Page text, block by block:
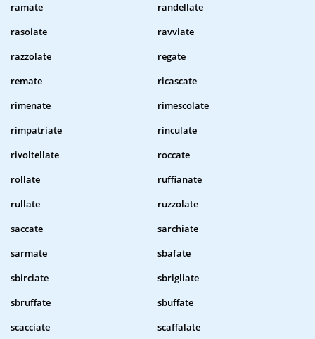
ramate
randellate
rasoiate
ravviate
razzolate
regate
remate
ricascate
rimenate
rimescolate
rimpatriate
rinculate
rivoltellate
roccate
rollate
ruffianate
rullate
ruzzolate
saccate
sarchiate
sarmate
sbafate
sbirciate
sbrigliate
sbruffate
sbuffate
scacciate
scaffalate